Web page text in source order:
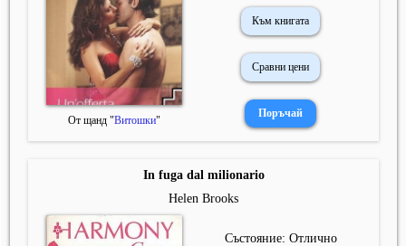
От щанд "Витошки"
Към книгата
Сравни цени
In fuga dal milionario
Helen Brooks
Състояние: Отлично